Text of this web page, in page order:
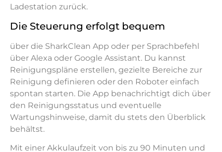
Ladestation zurück.
Die Steuerung erfolgt bequem
über die SharkClean App oder per Sprachbefehl
über Alexa oder Google Assistant. Du kannst
Reinigungspläne erstellen, gezielte Bereiche zur
Reinigung definieren oder den Roboter einfach
spontan starten. Die App benachrichtigt dich über
den Reinigungsstatus und eventuelle
Wartungshinweise, damit du stets den Überblick
behältst.
Mit einer Akkulaufzeit von bis zu 90 Minuten und